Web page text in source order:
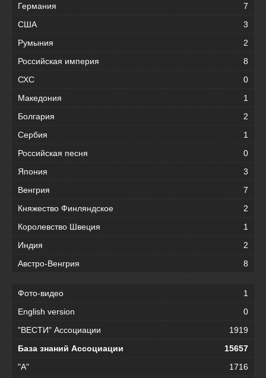
Германия
7
США
3
Румыния
2
Российская империя
8
СХС
0
Македония
1
Болгария
2
Сербия
1
Российская песня
0
Япония
3
Венгрия
7
Княжество Финляндское
2
Королевство Швеция
1
Индия
2
Австро-Венгрия
8
Фото-видео
1
English version
0
"ВЕСТИ" Ассоциации
1919
База знаний Ассоциации
15657
"А"
1716